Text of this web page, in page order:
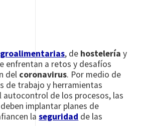
, de hostelería y
enfrentan a retos y desafíos
del coronavirus. Por medio de
de trabajo y herramientas
autocontrol de los procesos, las
implantar planes de
laseguridad de las